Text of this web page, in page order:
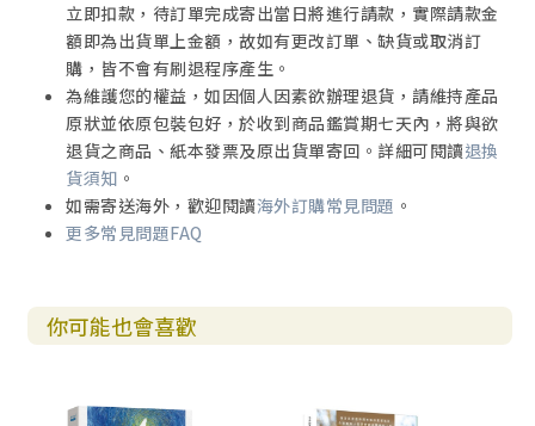
立即扣款，待訂單完成寄出當日將進行請款，實際請款金
額即為出貨單上金額，故如有更改訂單、缺貨或取消訂
購，皆不會有刷退程序產生。
為維護您的權益，如因個人因素欲辦理退貨，請維持產品
原狀並依原包裝包好，於收到商品鑑賞期七天內，將與欲
退貨之商品、紙本發票及原出貨單寄回。詳細可閱讀退換
貨須知 。
如需寄送海外，歡迎閱讀海外訂購常見問題 。
更多常見問題FAQ
你可能也會喜歡